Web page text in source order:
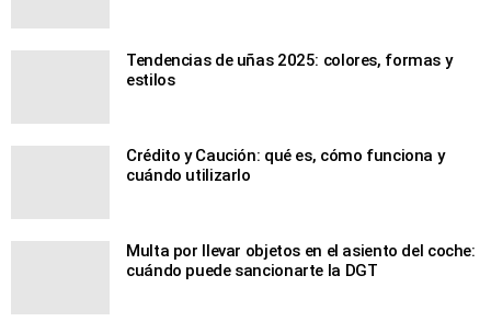
Tendencias de uñas 2025: colores, formas y
estilos
Crédito y Caución: qué es, cómo funciona y
cuándo utilizarlo
Multa por llevar objetos en el asiento del coche:
cuándo puede sancionarte la DGT